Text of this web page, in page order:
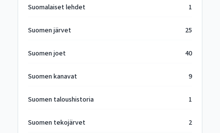
Suomalaiset lehdet 1
Suomen järvet 25
Suomen joet 40
Suomen kanavat 9
Suomen taloushistoria 1
Suomen tekojärvet 2